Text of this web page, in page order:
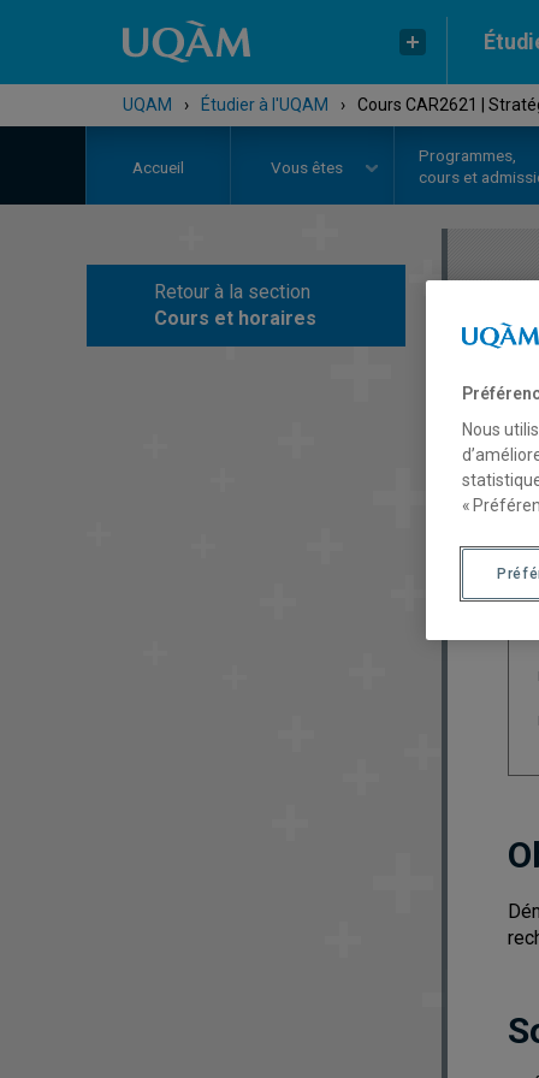
UQAM › Étudier à l'UQAM › Cours CAR2621 |
Accueil Vous êtes
Programmes,
cours et
Retour à la section
Cours et horaires
Nous
«